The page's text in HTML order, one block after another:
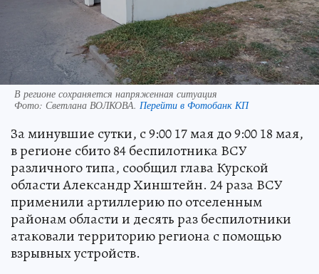
В регионе сохраняется напряженная ситуация
Фото: Светлана ВОЛКОВА. Перейти в Фотобанк КП
За минувшие сутки, с 9:00 17 мая до 9:00 18 мая,
в регионе сбито 84 беспилотника ВСУ
различного типа, сообщил глава Курской
области Александр Хинштейн. 24 раза ВСУ
применили артиллерию по отселенным
районам области и десять раз беспилотники
атаковали территорию региона с помощью
взрывных устройств.